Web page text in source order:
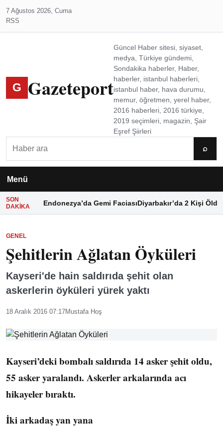
7 Ağustos 2026, Cuma
RSS
G Gazeteport
Güncel Haber sitesi, siyaset,
medya, Türkiye gündemi,
Sondakika haberler, Haber,
haberler, istanbul haberleri,
istanbul haber, hava durumu,
memur, öğretmen, yerel haber,
2016 haberleri, 2016 türkiye,
2019 seçimleri, magazin, Şair
Eşref Şiirleri
⌕
Menü
SON
DAKIKA
Endonezya’da Gemi FaciasıDiyarbakır’da 2 Kişi Öldü
GENEL
Şehitlerin Ağlatan Öyküleri
Kayseri'de hain saldırıda şehit olan
askerlerin öyküleri yürek yaktı
18 Aralık 2016 07:17Mustafa Hoş
Kayseri’deki bombalı saldırıda 14 asker şehit oldu,
55 asker yaralandı. Askerler arkalarında acı
hikayeler bıraktı.
İki arkadaş yan yana